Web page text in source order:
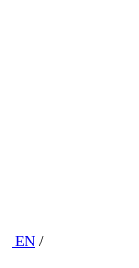
EN /